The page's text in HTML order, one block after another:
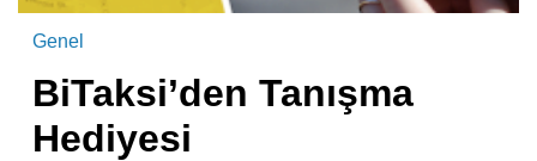
Genel
BiTaksi’den Tanışma
Hediyesi